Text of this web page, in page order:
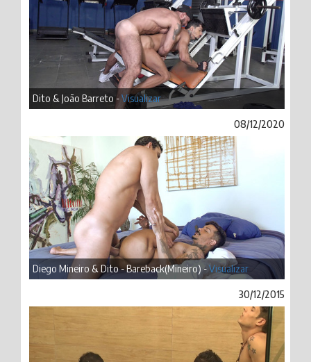
Dito & João Barreto -Visualizar
08/12/2020
Diego Mineiro & Dito - Bareback(Mineiro) -Visualizar
30/12/2015